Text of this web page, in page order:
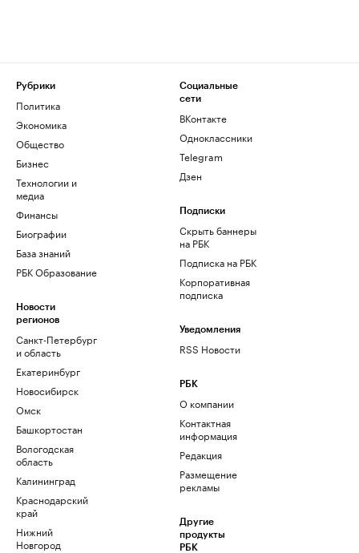
Рубрики
Политика
Экономика
Общество
Бизнес
Технологии и
медиа
Финансы
Биографии
База знаний
РБК Образование
Новости
регионов
Санкт-Петербург
и область
Екатеринбург
Новосибирск
Омск
Башкортостан
Вологодская
область
Калининград
Краснодарский
край
Нижний
Новгород
Социальные
сети
ВКонтакте
Одноклассники
Telegram
Дзен
Подписки
Скрыть баннеры
на РБК
Подписка на РБК
Корпоративная
подписка
Уведомления
RSS Новости
РБК
О компании
Контактная
информация
Редакция
Размещение
рекламы
Другие
продукты
РБК